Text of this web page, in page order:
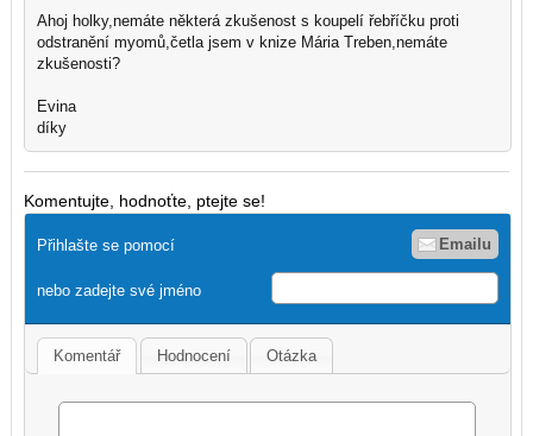
Ahoj holky,nemáte některá zkušenost s koupelí řebříčku proti
odstranění myomů,četla jsem v knize Mária Treben,nemáte
zkušenosti?
Evina
díky
Komentujte, hodnoťte, ptejte se!
Přihlašte se pomocí Emailu
nebo zadejte své jméno
Komentář Hodnocení Otázka